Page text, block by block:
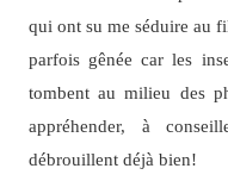
qui ont su me séduire au
parfois gênée car les
tombent au milieu des
appréhender, à
débrouillent déjà bien!